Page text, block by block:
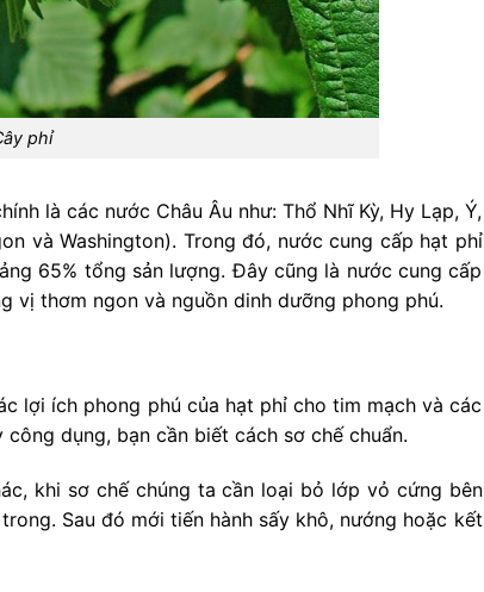
phỉ
là các nước Châu Âu như: Thổ Nhĩ Kỳ, Hy Lạp, Ý,
và Washington). Trong đó, nước cung cấp hạt phỉ
65% tổng sản lượng. Đây cũng là nước cung cấp
vị thơm ngon và nguồn dinh dưỡng phong phú.
lợi ích phong phú của hạt phỉ cho tim mạch và các
dụng, bạn cần biết cách sơ chế chuẩn.
khi sơ chế chúng ta cần loại bỏ lớp vỏ cứng bên
Sau đó mới tiến hành sấy khô, nướng hoặc kết